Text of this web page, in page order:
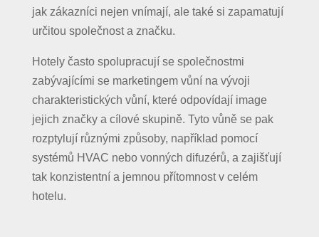
jak zákazníci nejen vnímají, ale také si zapamatují
určitou společnost a značku.
Hotely často spolupracují se společnostmi
zabývajícími se marketingem vůní na vývoji
charakteristických vůní, které odpovídají image
jejich značky a cílové skupině. Tyto vůně se pak
rozptylují různými způsoby, například pomocí
systémů HVAC nebo vonných difuzérů, a zajišťují
tak konzistentní a jemnou přítomnost v celém
hotelu.